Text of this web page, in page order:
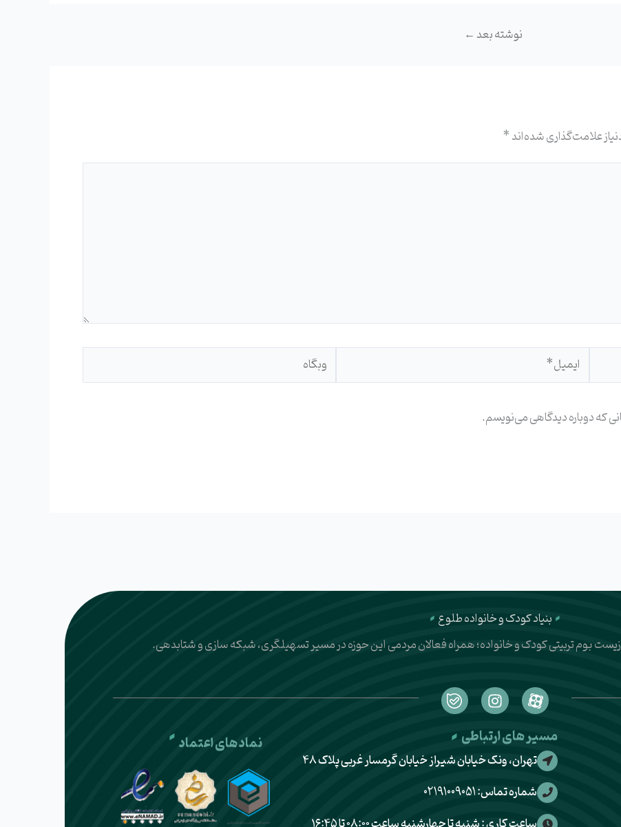
نوشته بعد←
علامت‌گذاری شده‌اند*
ایمیل* وبگاه
که دوباره دیدگاهی می‌نویسم.
بنیاد کودک و خانواده طلوع
بوم تربیتی کودک و خانواده؛ همراه فعالان مردمی این حوزه در مسیر تسهیلگری، شبکه سازی و شتابدهی.
I
n
s
t
a
g
r
a
m
مسیر های ارتباطی
تهران، ونک خیابان شیراز خیابان گرمسار غربی پلاک ۴۸
شماره تماس: 02191009051
نماد های اعتماد